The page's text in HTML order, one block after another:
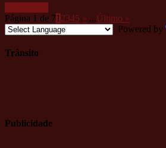
Página 1 de 71 2345 » ...Último »
Powered by
Trânsito
Publicidade